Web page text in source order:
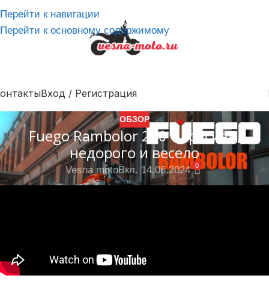
Перейти к навигации
Перейти к основному содержимому
Вход / Регистрация
ОБЗОР
Fuego Rambolor 250 – красиво,
недорого и весело
Vesna motoВкл. 14.06.2024 0